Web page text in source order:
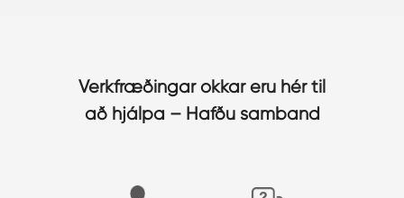
Verkfræðingar okkar eru hér til
að hjálpa – Hafðu samband